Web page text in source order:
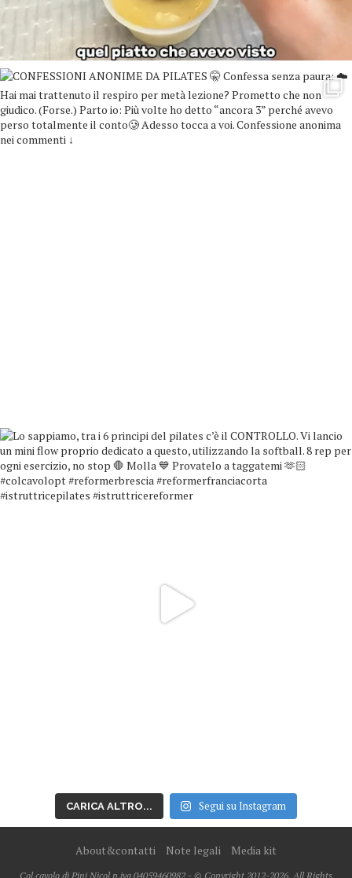
CARICA ALTRO... Segui su Instagram
About&contatti Note legali Media kit
Col cavolo di Pini Nicol p.iva 04059460982 - © Copyright 2012-2026, All Rights